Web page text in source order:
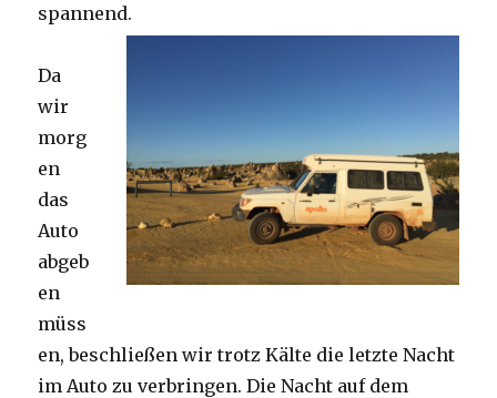
spannend.
Da
wir
morg
en
das
Auto
abgeb
en
müss
en, beschließen wir trotz Kälte die letzte Nacht
im Auto zu verbringen. Die Nacht auf dem